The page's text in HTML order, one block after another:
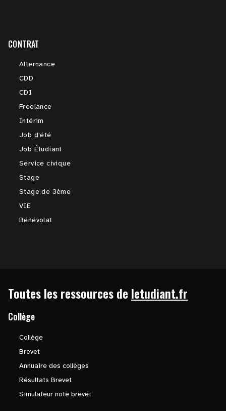
CONTRAT
Alternance
CDD
CDI
Freelance
Intérim
Job d'été
Job Étudiant
Service civique
Stage
Stage de 3ème
VIE
Bénévolat
Toutes les ressources de letudiant.fr
Collège
Collège
Brevet
Annuaire des collèges
Résultats Brevet
Simulateur note brevet